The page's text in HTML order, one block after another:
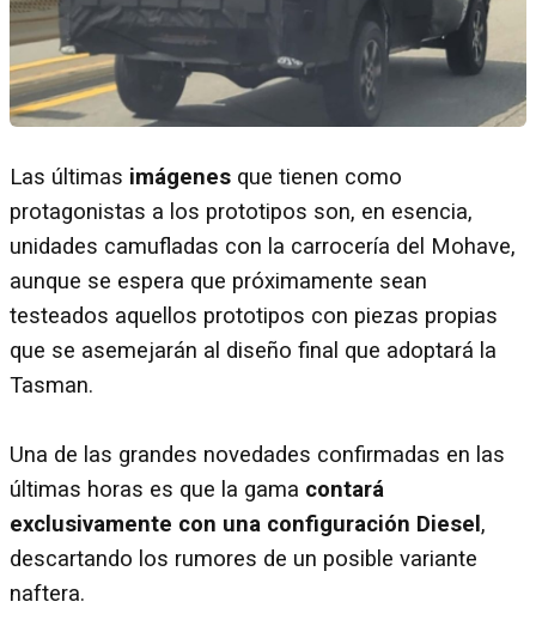
Las últimas imágenes que tienen como
protagonistas a los prototipos son, en esencia,
unidades camufladas con la carrocería del Mohave,
aunque se espera que próximamente sean
testeados aquellos prototipos con piezas propias
que se asemejarán al diseño final que adoptará la
Tasman.
Una de las grandes novedades confirmadas en las
últimas horas es que la gama contará
exclusivamente con una configuración Diesel ,
descartando los rumores de un posible variante
naftera.